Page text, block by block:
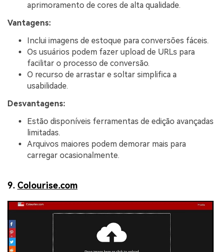
aprimoramento de cores de alta qualidade.
Vantagens:
Inclui imagens de estoque para conversões fáceis.
Os usuários podem fazer upload de URLs para
facilitar o processo de conversão.
O recurso de arrastar e soltar simplifica a
usabilidade.
Desvantagens:
Estão disponíveis ferramentas de edição avançadas
limitadas.
Arquivos maiores podem demorar mais para
carregar ocasionalmente.
9. Colourise.com